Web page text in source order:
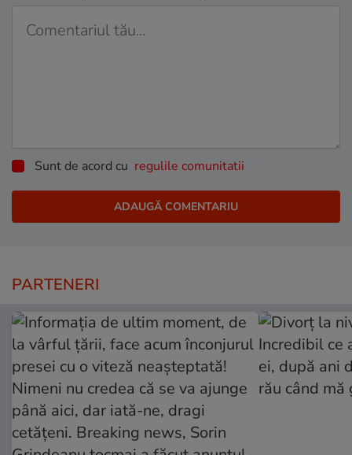
Sunt de acord cu regulile comunitatii
PARTENERI